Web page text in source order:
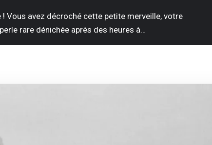
Vous avez décroché cette petite merveille, votre
rare dénichée après des heures à…